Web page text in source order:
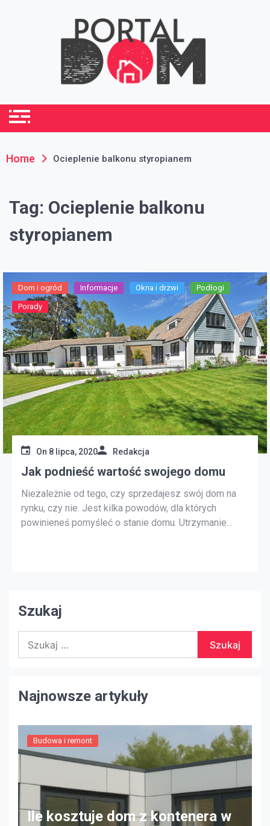
portaldom.com.pl
Home Ocieplenie balkonu styropianem
Tag: Ocieplenie balkonu
styropianem
Dom i ogród Informacje Okna i drzwi Podłogi
Porady
On 8 lipca, 2020 Redakcja
Jak podnieść wartość swojego domu
Niezależnie od tego, czy sprzedajesz swój dom na
rynku, czy nie. Jest kilka powodów, dla których
powinieneś pomyśleć o stanie domu. Utrzymanie
Szukaj
Najnowsze artykuły
Budowa i remont
Ile kosztuje dom z kontenera w